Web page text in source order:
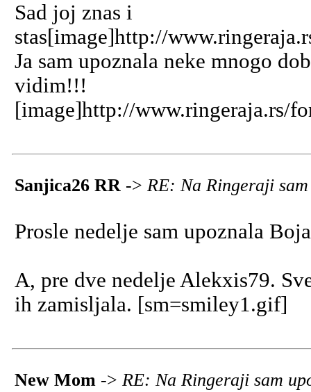
Sad joj znas i
stas[image]http://
Ja sam upoznala neke mnogo
vidim!!!
[image]http://www.ringeraja.rs/
Sanjica26 RR -> RE: Na Ringeraji
Prosle nedelje sam upoznala
A, pre dve nedelje Alekxis79.
ih zamisljala. [sm=smiley1.gif]
New Mom -> RE: Na Ringeraji sam